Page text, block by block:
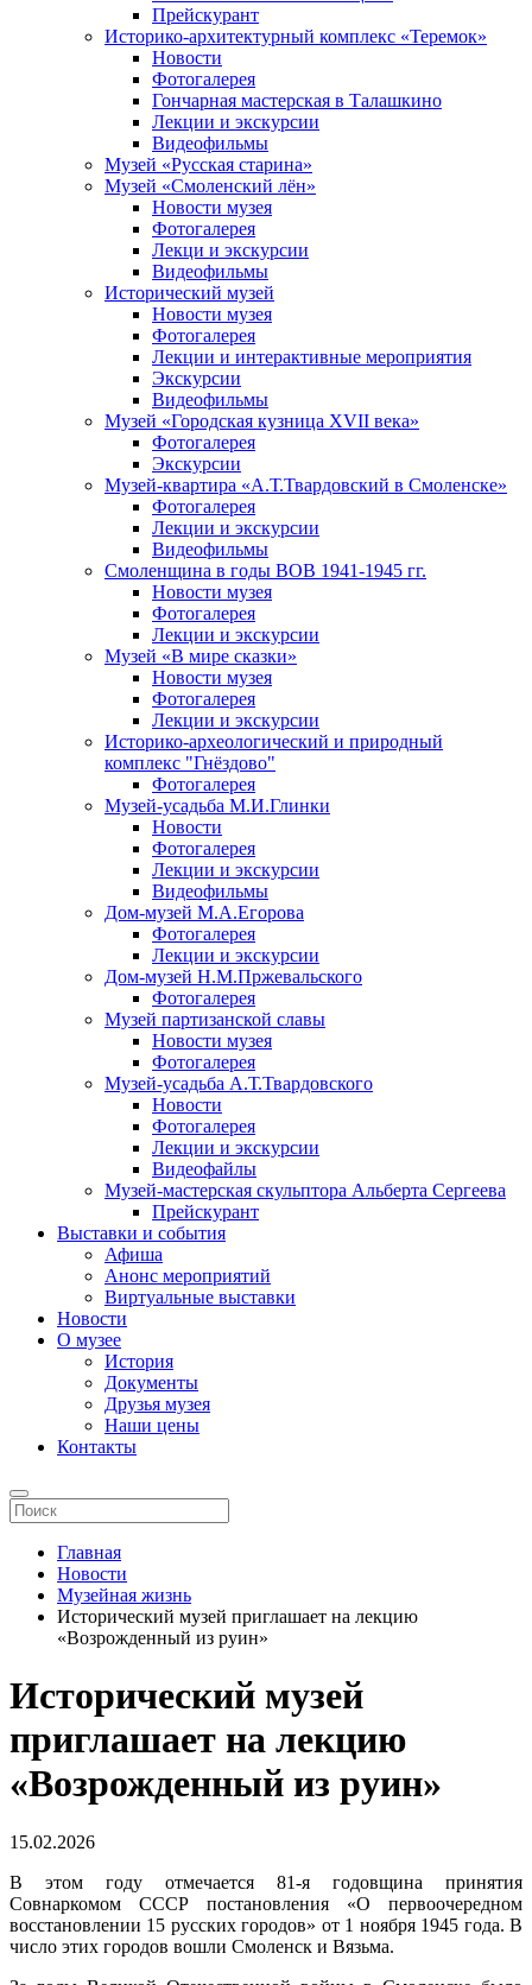
Прейскурант
Историко-архитектурный комплекс «Теремок»
Новости
Фотогалерея
Гончарная мастерская в Талашкино
Лекции и экскурсии
Видеофильмы
Музей «Русская старина»
Музей «Смоленский лён»
Новости музея
Фотогалерея
Лекци и экскурсии
Видеофильмы
Исторический музей
Новости музея
Фотогалерея
Лекции и интерактивные мероприятия
Экскурсии
Видеофильмы
Музей «Городская кузница XVII века»
Фотогалерея
Экскурсии
Музей-квартира «А.Т.Твардовский в Смоленске»
Фотогалерея
Лекции и экскурсии
Видеофильмы
Смоленщина в годы ВОВ 1941-1945 гг.
Новости музея
Фотогалерея
Лекции и экскурсии
Музей «В мире сказки»
Новости музея
Фотогалерея
Лекции и экскурсии
Историко-археологический и природный
комплекс "Гнёздово"
Фотогалерея
Музей-усадьба М.И.Глинки
Новости
Фотогалерея
Лекции и экскурсии
Видеофильмы
Дом-музей М.А.Егорова
Фотогалерея
Лекции и экскурсии
Дом-музей Н.М.Пржевальского
Фотогалерея
Музей партизанской славы
Новости музея
Фотогалерея
Музей-усадьба А.Т.Твардовского
Новости
Фотогалерея
Лекции и экскурсии
Видеофайлы
Музей-мастерская скульптора Альберта Сергеева
Прейскурант
Выставки и события
Афиша
Анонс мероприятий
Виртуальные выставки
Новости
О музее
История
Документы
Друзья музея
Наши цены
Контакты
Главная
Новости
Музейная жизнь
Исторический музей приглашает на лекцию
«Возрожденный из руин»
Исторический музей
приглашает на лекцию
«Возрожденный из руин»
15.02.2026
В этом году отмечается 81-я годовщина принятия
Совнаркомом СССР постановления «О первоочередном
восстановлении 15 русских городов» от 1 ноября 1945 года. В
число этих городов вошли Смоленск и Вязьма.